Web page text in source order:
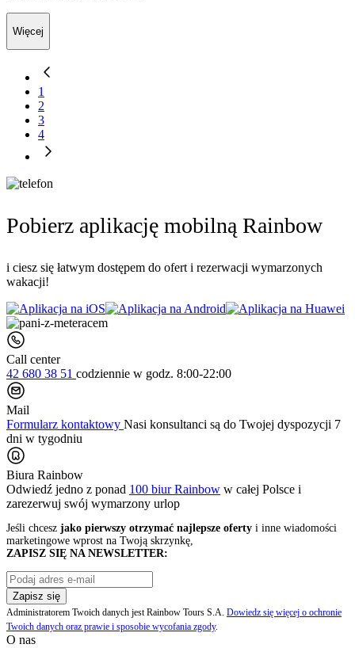
Więcej
1
2
3
4
Pobierz aplikację mobilną Rainbow
i ciesz się łatwym dostępem do ofert i rezerwacji wymarzonych
wakacji!
Call center
42 680 38 51 codziennie w godz. 8:00-22:00
Mail
Formularz kontaktowy Nasi konsultanci są do Twojej dyspozycji 7
dni w tygodniu
Biura Rainbow
Odwiedź jedno z ponad 100 biur Rainbow w całej Polsce i
zarezerwuj swój wymarzony urlop
Jeśli chcesz jako pierwszy otrzymać najlepsze oferty i inne wiadomości
marketingowe wprost na Twoją skrzynkę,
ZAPISZ SIĘ NA NEWSLETTER:
Zapisz się
Administratorem Twoich danych jest Rainbow Tours S.A. Dowiedz się więcej o ochronie
Twoich danych oraz prawie i sposobie wycofania zgody.
O nas